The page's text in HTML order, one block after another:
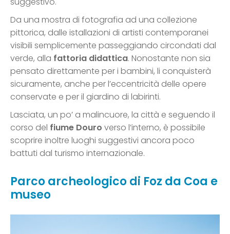
Da una mostra di fotografia ad una collezione
pittorica, dalle istallazioni di artisti contemporanei
visibili semplicemente passeggiando circondati dal
verde, alla fattoria didattica. Nonostante non sia
pensato direttamente per i bambini, li conquisterà
sicuramente, anche per l’eccentricità delle opere
conservate e per il giardino di labirinti.
Lasciata, un po’ a malincuore, la città e seguendo il
corso del fiume Douro verso l’interno, è possibile
scoprire inoltre luoghi suggestivi ancora poco
battuti dal turismo internazionale.
Parco archeologico di Foz da Coa e
museo